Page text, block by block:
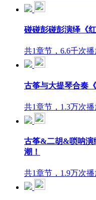
碰碰彭碰彭演绎《
共1章节，6.6千次
古筝与大提琴合奏
共1章节，1.3万次
古筝&二胡&唢呐演
潮！
共1章节，1.9万次